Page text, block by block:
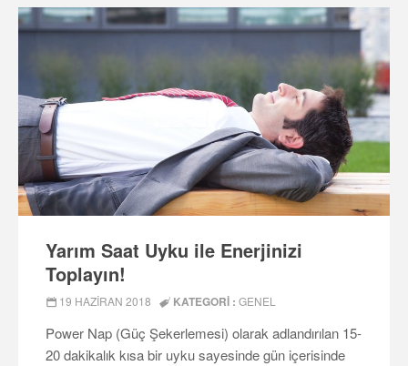
Yarım Saat Uyku ile Enerjinizi
Toplayın!
19 HAZIRAN 2018 KATEGORI : GENEL
Power Nap (Güç Şekerlemesi) olarak adlandırılan 15-
20 dakikalık kısa bir uyku sayesinde gün içerisinde